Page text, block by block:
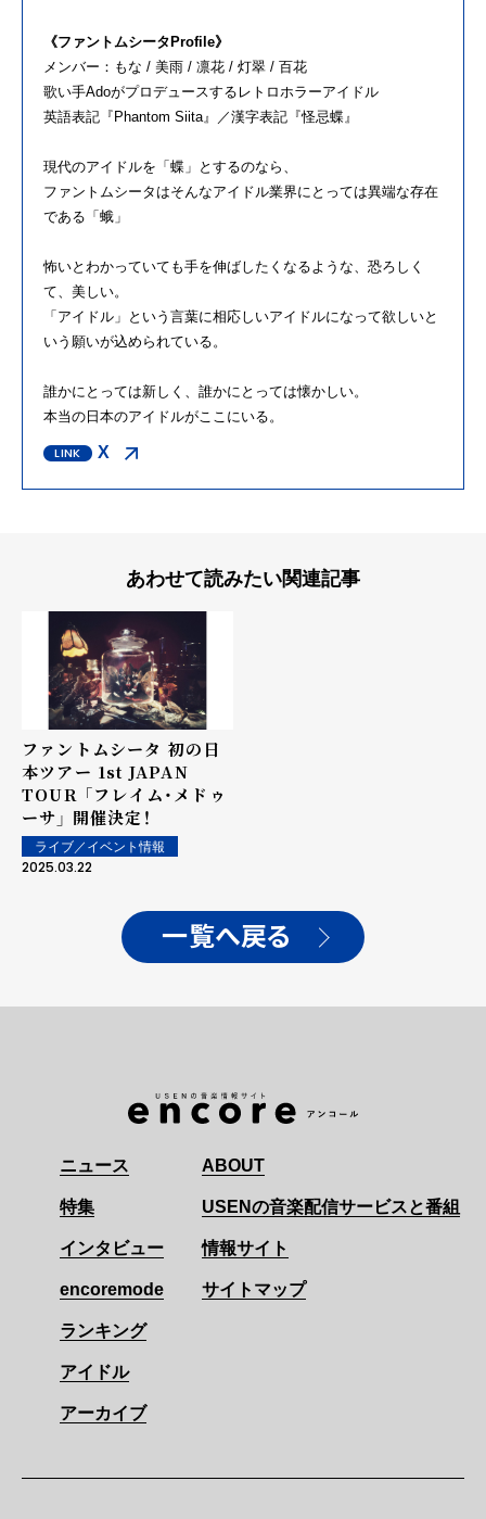
《ファントムシータProfile》
メンバー：もな / 美雨 / 凛花 / 灯翠 / 百花
歌い手Adoがプロデュースするレトロホラーアイドル
英語表記『Phantom Siita』／漢字表記『怪忌蝶』
現代のアイドルを「蝶」とするのなら、
ファントムシータはそんなアイドル業界にとっては異端な存在
である「蛾」
怖いとわかっていても手を伸ばしたくなるような、恐ろしく
て、美しい。
「アイドル」という言葉に相応しいアイドルになって欲しいと
いう願いが込められている。
誰かにとっては新しく、誰かにとっては懐かしい。
本当の日本のアイドルがここにいる。
X
あわせて読みたい関連記事
ファントムシータ 初の日
本ツアー 1st JAPAN
TOUR 「フレイム・メドゥ
ーサ」 開催決定！
ライブ／イベント情報
2025.03.22
一覧へ戻る
ニュース
特集
インタビュー
encoremode
ランキング
アイドル
アーカイブ
ABOUT
USENの音楽配信サービスと番組
情報サイト
サイトマップ